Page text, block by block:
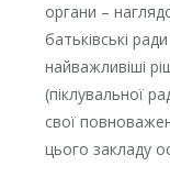
органи –
батьківські
найважливіші
(піклувальної
свої
цього закладу